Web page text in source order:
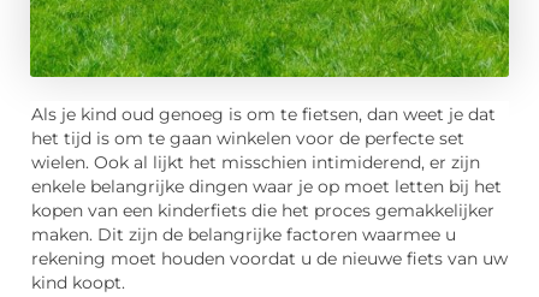
Als je kind oud genoeg is om te fietsen, dan weet je dat
het tijd is om te gaan winkelen voor de perfecte set
wielen. Ook al lijkt het misschien intimiderend, er zijn
enkele belangrijke dingen waar je op moet letten bij het
kopen van een kinderfiets die het proces gemakkelijker
maken. Dit zijn de belangrijke factoren waarmee u
rekening moet houden voordat u de nieuwe fiets van uw
kind koopt.